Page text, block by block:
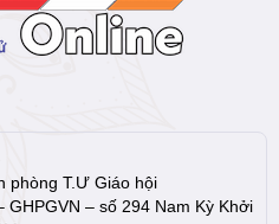
phòng T.Ư Giáo hội
GHPGVN – số 294 Nam Kỳ Khởi